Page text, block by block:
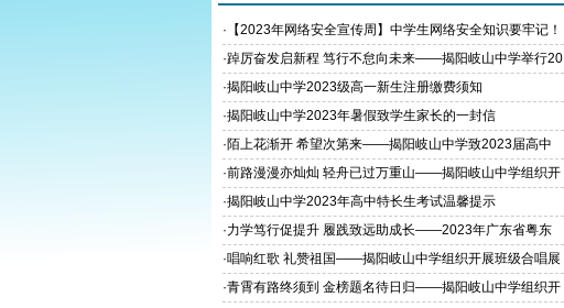
· 【2023年网络安全宣传周】中学生网络安全知识要牢记！
·踔厉奋发启新程 笃行不怠向未来——揭阳岐山中学举行20
23年秋季学期开学典礼
·揭阳岐山中学2023级高一新生注册缴费须知
·揭阳岐山中学2023年暑假致学生家长的一封信
·陌上花渐开 希望次第来——揭阳岐山中学致2023届高中
毕业生的一封信
·前路漫漫亦灿灿 轻舟已过万重山——揭阳岐山中学组织开
展2023年高考考前动员大会
·揭阳岐山中学2023年高中特长生考试温馨提示
·力学笃行促提升 履践致远助成长——2023年广东省粤东
西北教师全员轮训初中历史骨干教师培训（跟岗阶段
·唱响红歌 礼赞祖国——揭阳岐山中学组织开展班级合唱展
示活动
·青霄有路终须到 金榜题名待日归——揭阳岐山中学组织开